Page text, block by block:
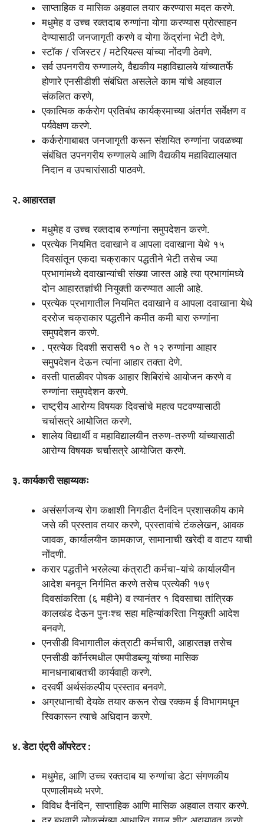
साप्ताहिक व मासिक अहवाल तयार करण्यास मदत करणे.
मधुमेह व उच्च रक्तदाब रुग्णांना योगा करण्यास प्रोत्साहन
देण्यासाठी जनजागृती करणे व योगा केंद्रांना भेटी देणे.
स्टॉक / रजिस्टर / मटेरियल्स यांच्या नोंदणी ठेवणे.
सर्व उपनगरीय रुग्णालये, वैद्यकीय महावि‌द्यालये यांच्यातर्फे
होणारे एनसीडीशी संबंधित असलेले काम यांचे अहवाल
संकलित करणे,
एकात्मिक कर्करोग प्रतिबंध कार्यक्रमाच्या अंतर्गत सर्वेक्षण व
पर्यवेक्षण करणे.
कर्करोगाबाबत जनजागृती करून संशयित रुग्णांना जवळच्या
संबंधित उपनगरीय रुग्णालये आणि वैद्यकीय महावि‌द्यालयात
निदान व उपचारांसाठी पाठवणे.
२. आहारतज्ञ
मधुमेह व उच्च रक्तदाब रुग्णांना समुपदेशन करणे.
प्रत्येक नियमित दवाखाने व आपला दवाखाना येथे १५
दिवसांतून एकदा चक्राकार पद्धतीने भेटी तसेच ज्या
प्रभागांमध्ये दवाखान्यांची संख्या जास्त आहे त्या प्रभागांमध्ये
दोन आहारतज्ञांची नियुक्ती करण्यात आली आहे.
प्रत्येक प्रभागातील नियमित दवाखाने व आपला दवाखाना येथे
दररोज चक्राकार पद्धतीने कमीत कमी बारा रुग्णांना
समुपदेशन करणे.
. प्रत्येक दिवशी सरासरी १० ते १२ रुग्णांना आहार
समुपदेशन देऊन त्यांना आहार तक्ता देणे.
वस्ती पातळीवर पोषक आहार शिबिरांचे आयोजन करणे व
रुग्णांना समुपदेशन करणे.
राष्ट्रीय आरोग्य विषयक दिवसांचे महत्व पटवण्यासाठी
चर्चासत्रे आयोजित करणे.
शालेय विद्यार्थी व महाविद्यालयीन तरुण-तरुणी यांच्यासाठी
आरोग्य विषयक चर्चासत्रे आयोजित करणे.
३. कार्यकारी सहाय्यकः
असंसर्गजन्य रोग कक्षाशी निगडीत दैनंदिन प्रशासकीय कामे
जसे की प्रस्ताव तयार करणे, प्रस्तावांचे टंकलेखन, आवक
जावक, कार्यालयीन कामकाज, सामानाची खरेदी व वाटप याची
नोंदणी.
करार पद्धतीने भरलेल्या कंत्राटी कर्मचा-यांचे कार्यालयीन
आदेश बनवून निर्गमित करणे तसेच प्रत्येकी १७९
दिवसांकरिता (६ महीने) व त्यानंतर १ दिवसाचा तांत्रिक
कालखंड देऊन पुनःश्च सहा महिन्यांकरिता नियुक्ती आदेश
बनवणे.
एनसीडी विभागातील कंत्राटी कर्मचारी, आहारतज्ञ तसेच
एनसीडी कॉर्नरमधील एमपीडब्ल्यू यांच्या मासिक
मानधनाबाबतची कार्यवाही करणे.
दरवर्षी अर्थसंकल्पीय प्रस्ताव बनवणे.
अग्रधानाची देयके तयार करून रोख रक्कम ई विभागमधून
स्विकारून त्याचे अधिदान करणे.
४. डेटा एंट्री ऑपरेटर :
मधुमेह, आणि उच्च रक्तदाब या रुग्णांचा डेटा संगणकीय
प्रणालीमध्ये भरणे.
विविध दैनंदिन, साप्ताहिक आणि मासिक अहवाल तयार करणे.